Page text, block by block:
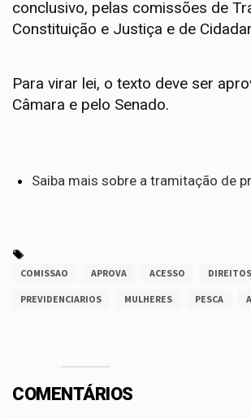
conclusivo, pelas comissões de
Constituição e Justiça e de
Para virar lei, o texto deve ser
Câmara e pelo Senado.
Saiba mais sobre a tramitação de
COMISSAO APROVA ACESSO DIREITOS
PREVIDENCIARIOS MULHERES PESCA
COMENTÁRIOS